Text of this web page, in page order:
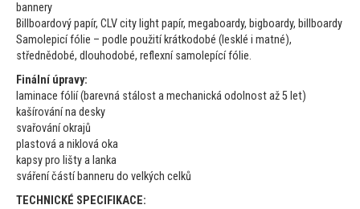
bannery
Billboardový papír, CLV city light papír, megaboardy, bigboardy, billboardy
Samolepicí fólie – podle použití krátkodobé (lesklé i matné),
střednědobé, dlouhodobé, reflexní samolepící fólie.
Finální úpravy:
laminace fólií (barevná stálost a mechanická odolnost až 5 let)
kašírování na desky
svařování okrajů
plastová a niklová oka
kapsy pro lišty a lanka
sváření částí banneru do velkých celků
TECHNICKÉ SPECIFIKACE: